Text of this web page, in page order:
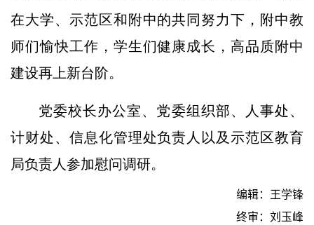
在大学、示范区和附中的共同努力下，附中教
师们愉快工作，学生们健康成长，高品质附中
建设再上新台阶。
党委校长办公室、党委组织部、人事处、
计财处、信息化管理处负责人以及示范区教育
局负责人参加慰问调研。
编辑：王学锋
终审：刘玉峰